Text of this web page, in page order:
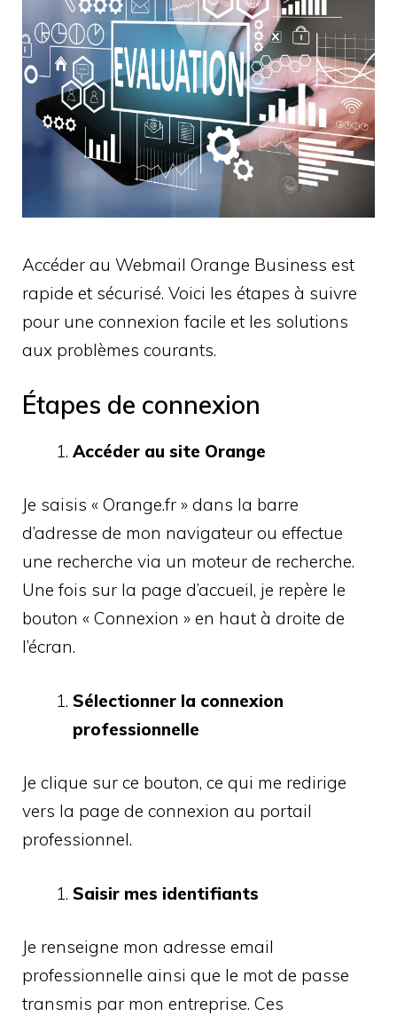
Accéder au Webmail Orange Business est
rapide et sécurisé. Voici les étapes à suivre
pour une connexion facile et les solutions
aux problèmes courants.
Étapes de connexion
Accéder au site Orange
Je saisis « Orange.fr » dans la barre
d’adresse de mon navigateur ou effectue
une recherche via un moteur de recherche.
Une fois sur la page d’accueil, je repère le
bouton « Connexion » en haut à droite de
l’écran.
Sélectionner la connexion
professionnelle
Je clique sur ce bouton, ce qui me redirige
vers la page de connexion au portail
professionnel.
Saisir mes identifiants
Je renseigne mon adresse email
professionnelle ainsi que le mot de passe
transmis par mon entreprise. Ces